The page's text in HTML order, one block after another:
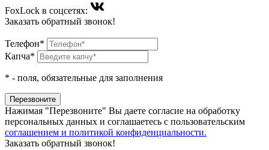
FoxLock в соцсетях:
Заказать обратный звонок!
Телефон*
Капча*
* - поля, обязательные для заполнения
Нажимая "Перезвоните" Вы даете согласие на обработку
персональных данных и соглашаетесь c пользовательским
соглашением и политикой конфиденциальности.
Заказать обратный звонок!